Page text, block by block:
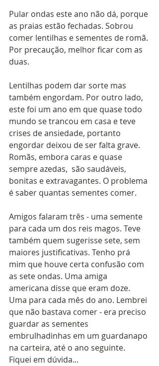
Pular ondas este ano não dá, porque
as praias estão fechadas. Sobrou
comer lentilhas e sementes de romã.
Por precaução, melhor ficar com as
duas.
Lentilhas podem dar sorte mas
também engordam. Por outro lado,
este foi um ano em que quase todo
mundo se trancou em casa e teve
crises de ansiedade, portanto
engordar deixou de ser falta grave.
Romãs, embora caras e quase
sempre azedas,  são saudáveis,
bonitas e extravagantes. O problema
é saber quantas sementes comer.
Amigos falaram três - uma semente
para cada um dos reis magos. Teve
também quem sugerisse sete, sem
maiores justificativas. Tenho prá
mim que houve certa confusão com
as sete ondas. Uma amiga
americana disse que eram doze.
Uma para cada mês do ano. Lembrei
que não bastava comer - era preciso
guardar as sementes
embrulhadinhas em um guardanapo
na carteira, até o ano seguinte.
Fiquei em dúvida...